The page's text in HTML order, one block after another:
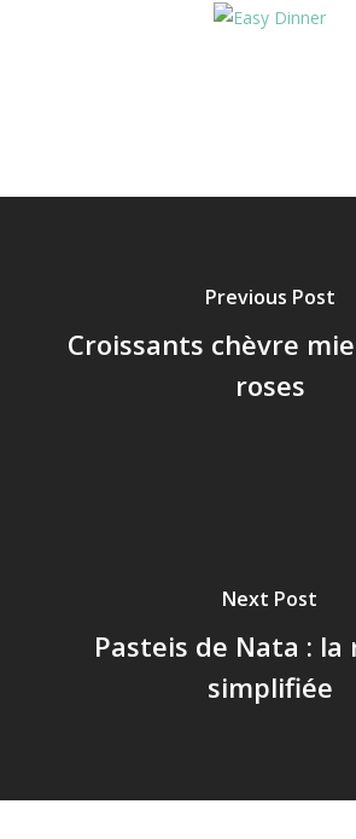
Previous Post
Croissants chèvre
roses
Next Post
Pasteis de Nata :
simplifiée